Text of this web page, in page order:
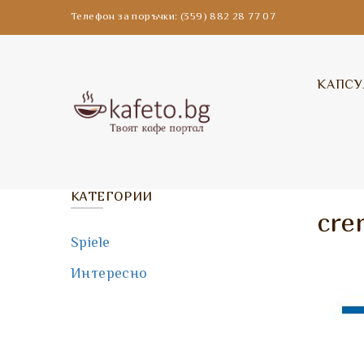
Телефон за поръчки: (359) 882 28 77 07
КАТЕГОРИИ
Spiele
Интересно